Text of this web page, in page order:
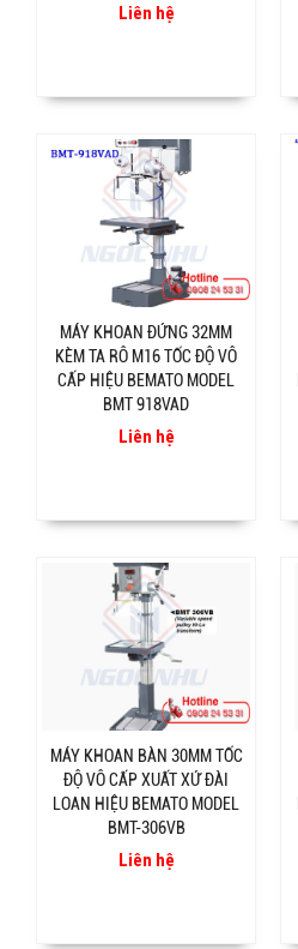
Liên hệ
MÁY KHOAN ĐỨNG 32MM
KÈM TA RÔ M16 TỐC ĐỘ VÔ
CẤP HIỆU BEMATO MODEL
BMT 918VAD
Liên hệ
MÁY KHOAN BÀN 30MM TỐC
ĐỘ VÔ CẤP XUẤT XỨ ĐÀI
LOAN HIỆU BEMATO MODEL
BMT-306VB
Liên hệ